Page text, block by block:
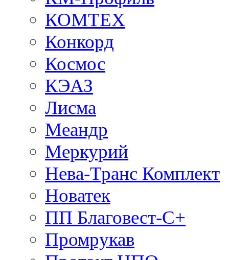
КОМТЕХ
Конкорд
Космос
КЭАЗ
Лисма
Меандр
Меркурий
Нева-Транс Комплект
Новатек
ПП Благовест-С+
Промрукав